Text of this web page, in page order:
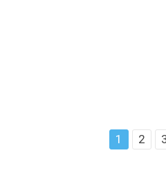
1 2